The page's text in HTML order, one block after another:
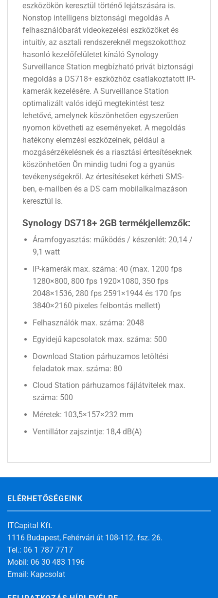
eszközökön keresztül történő lejátszására is.
Nonstop intelligens biztonsági megoldás A
felhasználóbarát videokezelési eszközöket és
intuitív, az asztali rendszereknél megszokotthoz
hasonló kezelőfelületet kínáló Synology
Surveillance Station megbízható privát biztonsági
megoldás a DS718+ eszközhöz csatlakoztatott IP-
kamerák kezelésére. A Surveillance Station
optimalizált valós idejű megtekintést tesz
lehetővé, amelynek köszönhetően egyszerűen
nyomon követheti az eseményeket. A megoldás
hatékony elemzési eszközeinek, például a
mozgásérzékelésnek és a riasztási értesítéseknek
köszönhetően Ön mindig tudni fog a gyanús
tevékenységekről. Az értesítéseket kérheti SMS-
ben, e-mailben és a DS cam mobilalkalmazáson
keresztül is.
Synology DS718+ 2GB termékjellemzők:
Áramfogyasztás: működés / készenlét: 20,14 /
9,1 watt
IP-kamerák max. száma: 40 (max. 1200 fps
1280×800, 800 fps 1920×1080, 350 fps
2048×1536, 280 fps 2591×1944 és 170 fps
3840×2160 pixeles felbontás mellett)
Felhasználók max. száma: 2048
Egyidejű kapcsolatok max. száma: 500
Download Station párhuzamos letöltési
feladatok max. száma: 80
Cloud Station párhuzamos fájlátvitelek max.
száma: 500
Méretek: 103,5×157×232 mm
Ventillátor zajszintje: 18,4 dB(A)
ELÉRHETŐSÉGEINK
ITCapital Kft.
1116 Budapest, Fehérvári út 108-112. fsz. 26.
Tel.: 06 1 787 7717
Mobil: 06 30 483 1196
Email: Kapcsolat